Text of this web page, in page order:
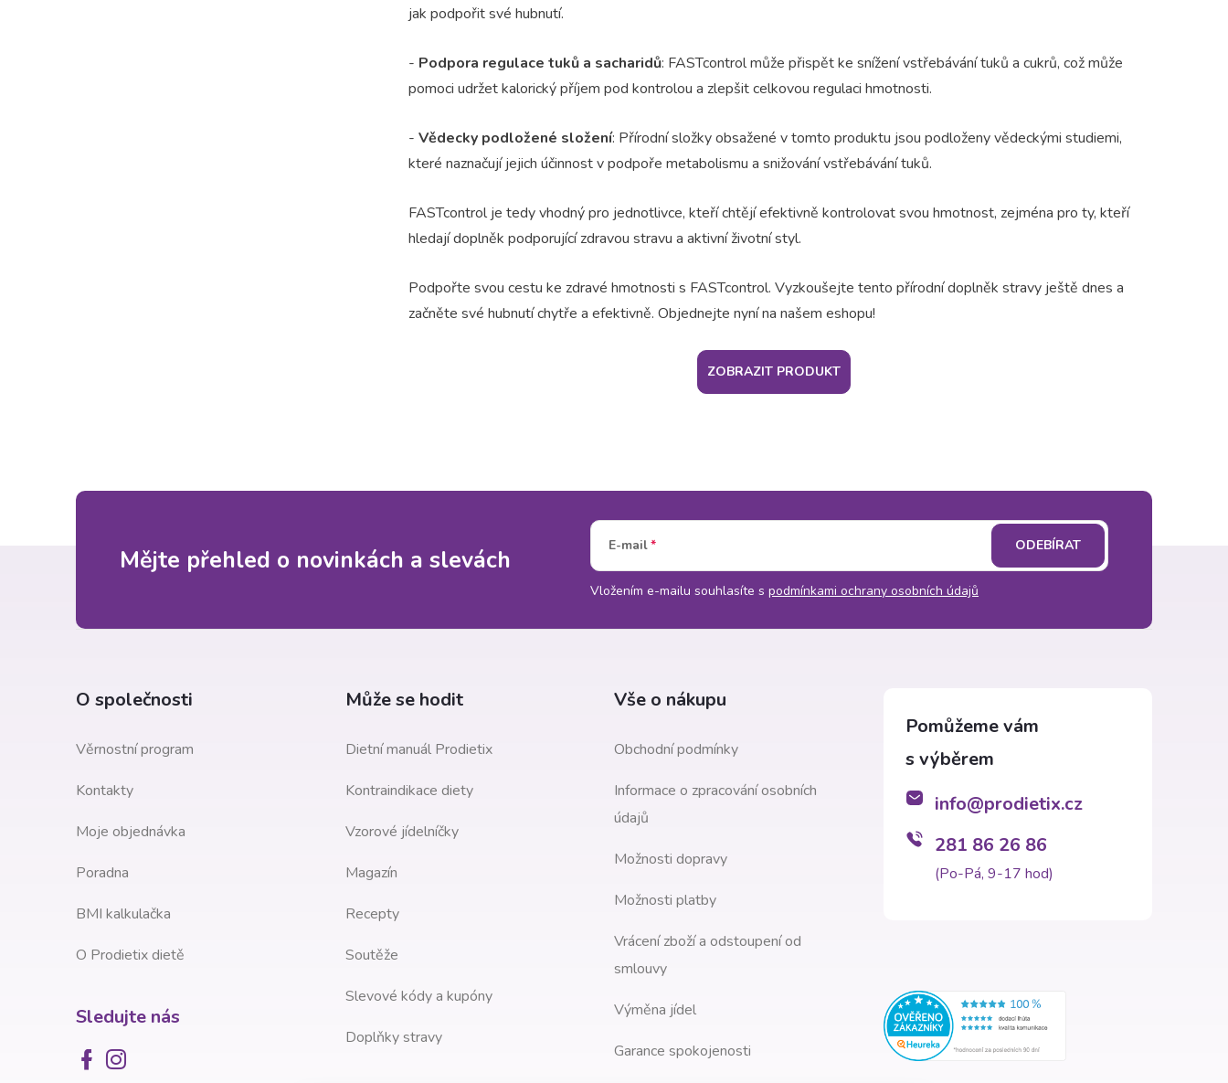
jak podpořit své hubnutí.
- Podpora regulace tuků a sacharidů: FASTcontrol může přispět ke snížení vstřebávání tuků a cukrů, což může
pomoci udržet kalorický příjem pod kontrolou a zlepšit celkovou regulaci hmotnosti.
- Vědecky podložené složení: Přírodní složky obsažené v tomto produktu jsou podloženy vědeckými studiemi,
které naznačují jejich účinnost v podpoře metabolismu a snižování vstřebávání tuků.
FASTcontrol je tedy vhodný pro jednotlivce, kteří chtějí efektivně kontrolovat svou hmotnost, zejména pro ty, kteří
hledají doplněk podporující zdravou stravu a aktivní životní styl.
Podpořte svou cestu ke zdravé hmotnosti s FASTcontrol. Vyzkoušejte tento přírodní doplněk stravy ještě dnes a
začněte své hubnutí chytře a efektivně. Objednejte nyní na našem eshopu!
ZOBRAZIT PRODUKT
Mějte přehled o novinkách a slevách E-mail
Vložením e-mailu souhlasíte s podmínkami ochrany osobních údajů
ODEBÍRAT
O společnosti
Věrnostní program
Kontakty
Moje objednávka
Poradna
BMI kalkulačka
O Prodietix dietě
Sledujte nás
Může se hodit
Dietní manuál Prodietix
Kontraindikace diety
Vzorové jídelníčky
Magazín
Recepty
Soutěže
Slevové kódy a kupóny
Doplňky stravy
Vše o nákupu
Obchodní podmínky
Informace o zpracování osobních
údajů
Možnosti dopravy
Možnosti platby
Vrácení zboží a odstoupení od
smlouvy
Výměna jídel
Garance spokojenosti
info@prodietix.cz
281 86 26 86
(Po-Pá, 9-17 hod)